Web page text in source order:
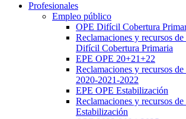
Profesionales
Empleo público
OPE Difícil Cobertura
Reclamaciones y recursos
Difícil Cobertura Primaria
EPE OPE 20+21+22
Reclamaciones y recursos
2020-2021-2022
EPE OPE Estabilización
Reclamaciones y recursos
Estabilización